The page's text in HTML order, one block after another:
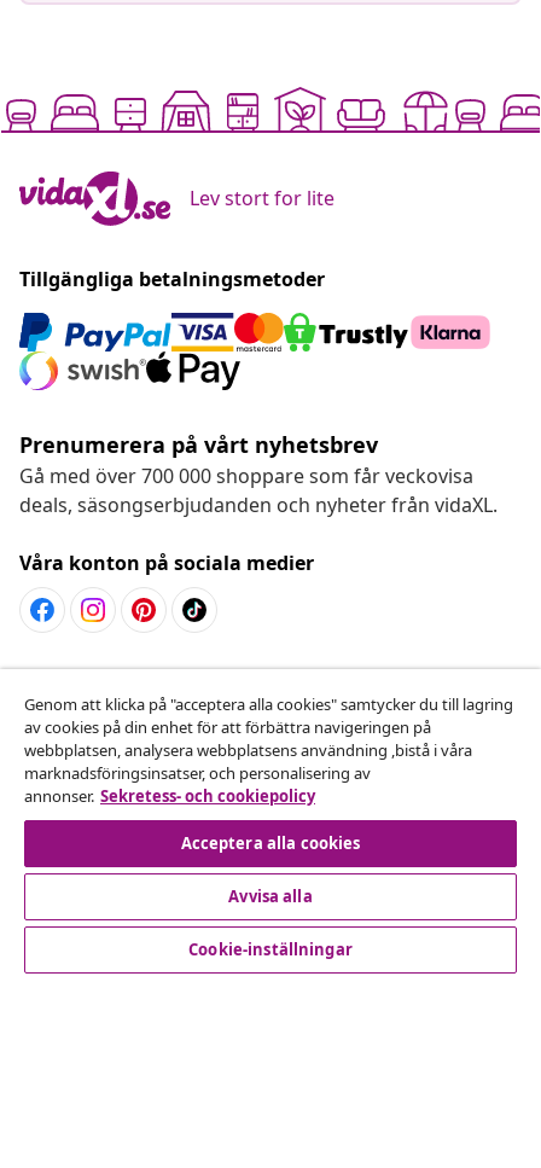
Lev stort for lite
Tillgängliga betalningsmetoder
Prenumerera på vårt nyhetsbrev
Gå med över 700 000 shoppare som får veckovisa
deals, säsongserbjudanden och nyheter från vidaXL.
Våra konton på sociala medier
Avbryta avtalet
Skicka in en begäran om uttag för din beställning.
Avbryta avtalet
Kundservice
Genom att klicka på "acceptera alla cookies" samtycker du till lagring
av cookies på din enhet för att förbättra navigeringen på
webbplatsen, analysera webbplatsens användning ,bistå i våra
marknadsföringsinsatser, och personalisering av
annonser. Sekretess- och cookiepolicy
Acceptera alla cookies
Avvisa alla
Cookie-inställningar